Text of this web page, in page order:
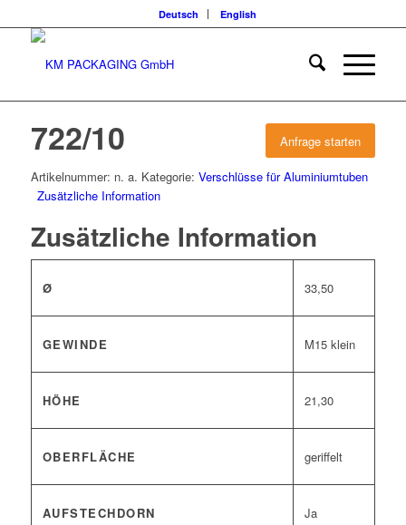
Deutsch English
Anfrage starten
722/10
Artikelnummer: n. a. Kategorie: Verschlüsse für Aluminiumtuben
Zusätzliche Information
Zusätzliche Information
Ø 33,50
GEWINDE M15 klein
HÖHE 21,30
OBERFLÄCHE geriffelt
AUFSTECHDORN Ja